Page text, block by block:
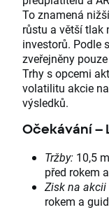
To znamená
růstu a větší tlak
investorů. Podle
zveřejněny
Trhy s opcemi
volatilitu akcie
výsledků.
Očekávání –
Tržby: 10,5
před rokem
Zisk na akcii
rokem a